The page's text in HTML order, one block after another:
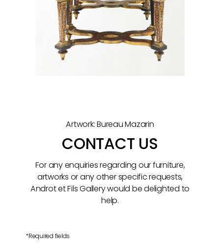
Artwork: Bureau Mazarin
CONTACT US
For any enquiries regarding our furniture,
artworks or any other specific requests,
Androt et Fils Gallery would be delighted to
help.
*Required fields